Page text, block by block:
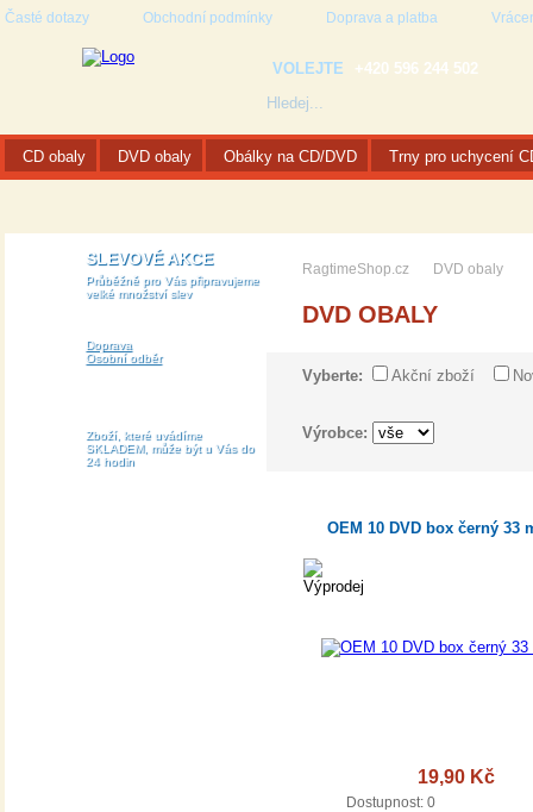
Časté dotazy Obchodní podmínky Doprava a platba
VOLEJTE +420 596 244 502
CD obaly DVD obaly Obálky na CD/DVD Trny pro uchycení
SLEVOVÉ AKCE
Průběžně pro Vás připravujeme
velké množství slev
Doprava
Osobní odběr
Zboží, které uvádíme
SKLADEM, může být u Vás do
24 hodin
RagtimeShop.cz DVD obaly
DVD OBALY
Vyberte: Akční zboží
Výrobce:
OEM 10 DVD box černý 33
19,90 Kč
Dostupnost: 0